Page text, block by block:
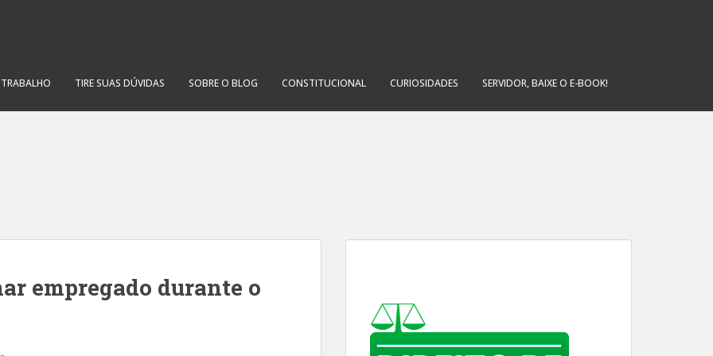
TIRE SUAS DÚVIDAS SOBRE O BLOG CONSTITUCIONAL CURIOSIDADES SERVIDOR, BAIXE O E-BOOK!
empregado durante o